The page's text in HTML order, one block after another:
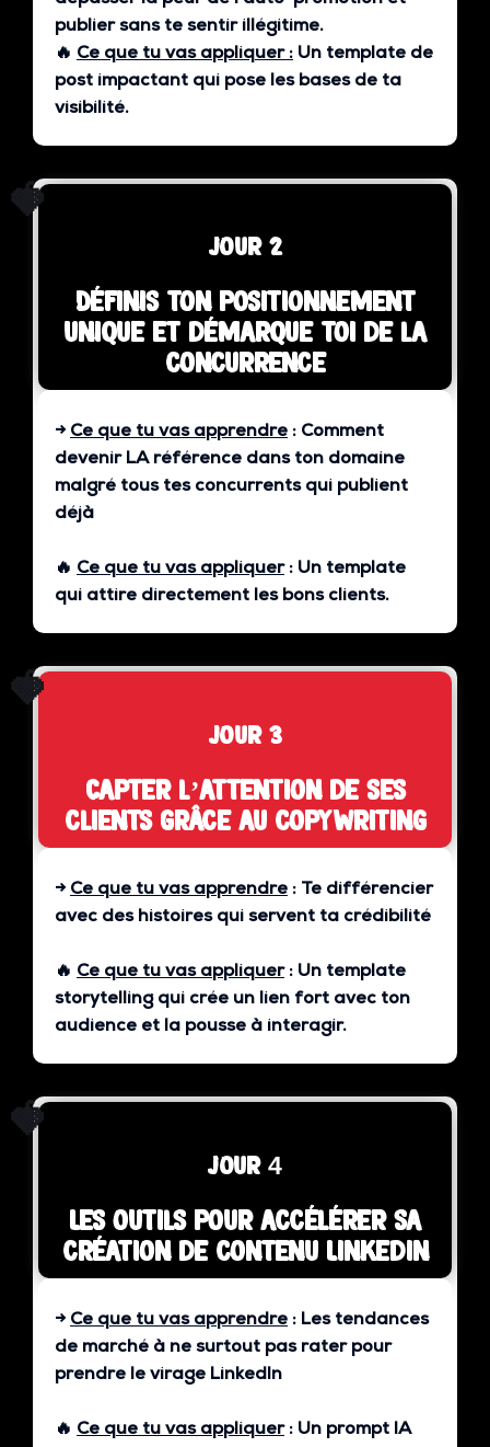
publier sans te sentir illégitime.
🔥 Ce que tu vas appliquer : Un template de
post impactant qui pose les bases de ta
visibilité.
🍓
jour 2
Définis ton positionnement
unique et démarque toi de la
concurrence
→Ce que tu vas apprendre : Comment
devenir LA référence dans ton domaine
malgré tous tes concurrents qui publient
déjà
🔥 Ce que tu vas appliquer: Un template
qui attire directement les bons clients.
🍓
jour 3
Capter l’attention de ses
clients grâce au copywriting
→ Ce que tu vas apprendre : Te différencier
avec des histoires qui servent ta crédibilité
🔥 Ce que tu vas appliquer: Un template
storytelling qui crée un lien fort avec ton
audience et la pousse à interagir.
🍓
jour 4
Les outils pour accélérer sa
création de contenu Linkedin
→ Ce que tu vas apprendre : Les tendances
de marché à ne surtout pas rater pour
prendre le virage LinkedIn
🔥 Ce que tu vas appliquer: Un prompt IA